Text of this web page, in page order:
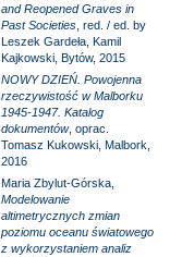
and Reopened Graves in
Past Societies, red. / ed. by
Leszek Gardeła, Kamil
Kajkowski, Bytów, 2015
NOWY DZIEŃ. Powojenna
rzeczywistość w Malborku
1945-1947. Katalog
dokumentów, oprac.
Tomasz Kukowski, Malbork,
2016
Maria Zbylut-Górska,
Modelowanie
altimetrycznych zmian
poziomu oceanu światowego
z wykorzystaniem analiz